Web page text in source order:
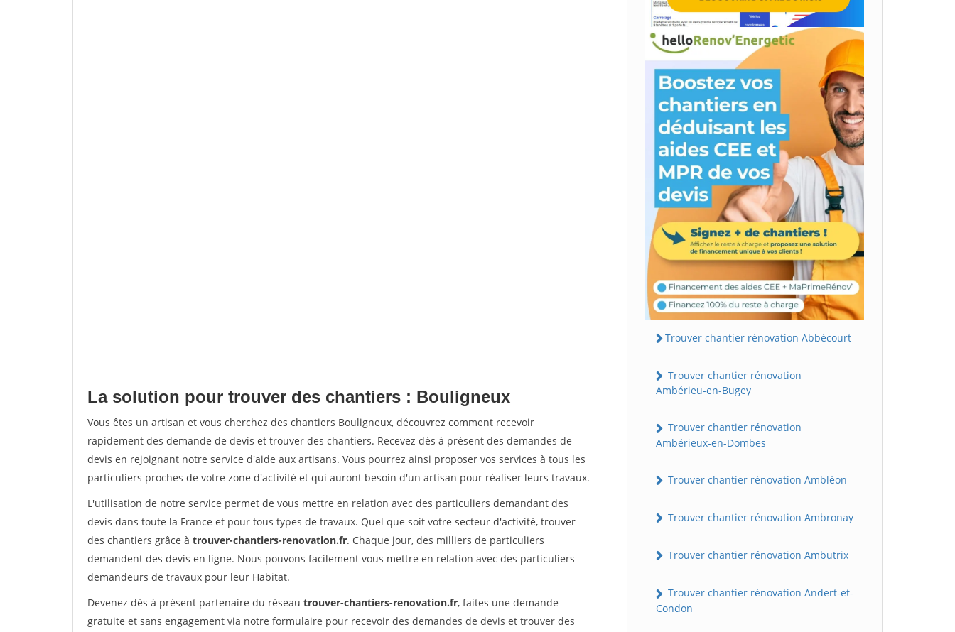
La solution pour trouver des chantiers : Bouligneux
Vous êtes un artisan et vous cherchez des chantiers Bouligneux, découvrez comment recevoir
rapidement des demande de devis et trouver des chantiers. Recevez dès à présent des demandes de
devis en rejoignant notre service d'aide aux artisans. Vous pourrez ainsi proposer vos services à tous les
particuliers proches de votre zone d'activité et qui auront besoin d'un artisan pour réaliser leurs travaux.
L'utilisation de notre service permet de vous mettre en relation avec des particuliers demandant des
devis dans toute la France et pour tous types de travaux. Quel que soit votre secteur d'activité, trouver
des chantiers grâce à trouver-chantiers-renovation.fr. Chaque jour, des milliers de particuliers
demandent des devis en ligne. Nous pouvons facilement vous mettre en relation avec des particuliers
demandeurs de travaux pour leur Habitat.
Devenez dès à présent partenaire du réseau trouver-chantiers-renovation.fr, faites une demande
gratuite et sans engagement via notre formulaire pour recevoir des demandes de devis et trouver des
Trouver chantier rénovation Abbécourt
Trouver chantier rénovation
Ambérieu-en-Bugey
Trouver chantier rénovation
Ambérieux-en-Dombes
Trouver chantier rénovation Ambléon
Trouver chantier rénovation Ambronay
Trouver chantier rénovation Ambutrix
Trouver chantier rénovation Andert-et-
Condon